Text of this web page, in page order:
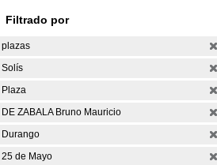
Filtrado por
plazas
Solís
Plaza
DE ZABALA Bruno Mauricio
Durango
25 de Mayo